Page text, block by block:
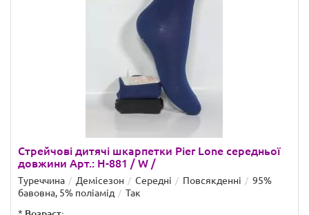
Стрейчові дитячі шкарпетки Pier Lone середньої
довжини Арт.: H-881 / W /
Туреччина Демісезон Середні Повсякденні
95%
бавовна, 5% поліамід
Так